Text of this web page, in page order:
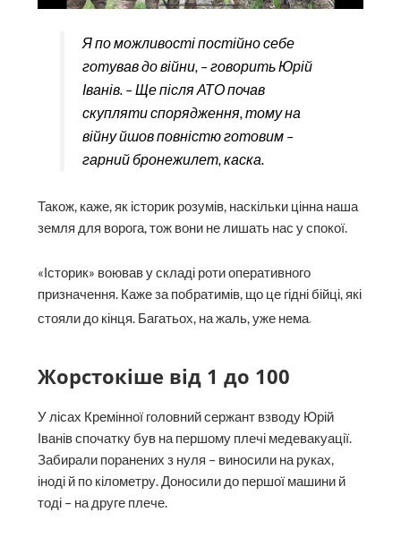
Я по можливості постійно себе
готував до війни, – говорить Юрій
Іванів. – Ще після АТО почав
скупляти спорядження, тому на
війну йшов повністю готовим –
гарний бронежилет, каска.
Також, каже, як історик розумів, наскільки цінна наша
земля для ворога, тож вони не лишать нас у спокої.
«Історик» воював у складі роти оперативного
призначення. Каже за побратимів, що це гідні бійці, які
стояли до кінця. Багатьох, на жаль, уже нема.
Жорстокіше від 1 до 100
У лісах Кремінної головний сержант взводу Юрій
Іванів спочатку був на першому плечі медевакуації.
Забирали поранених з нуля – виносили на руках,
іноді й по кілометру. Доносили до першої машини й
тоді – на друге плече.